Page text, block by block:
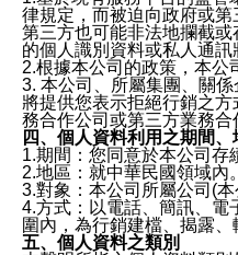
律規定，而被迫向政府或第
第三方也可能非法地攔截
的個人識別資料或私人通訊
2.根據本公司的政策，本公
3. 本公司、所屬集團、關
將提供您表示拒絕行銷之
務合作公司或第三方業務合
四、個人資料利用之期間
1.期間：您同意於本公司存
2.地區：就中華民國領域內。
3.對象：本公司所屬公司(
4.方式：以電話、簡訊、電
圍內，為行銷建檔、揭露、
五、個人資料之類別